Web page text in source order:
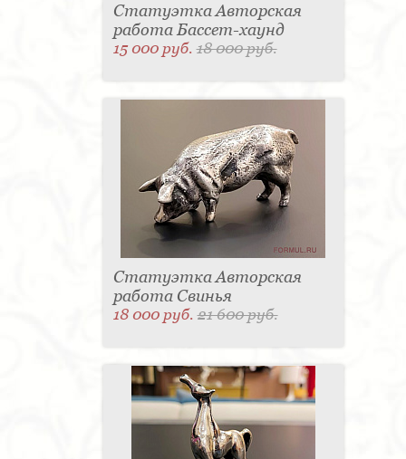
Статуэтка Авторская
работа Бассет-хаунд
15 000 руб.18 000 руб.
Статуэтка Авторская
работа Свинья
18 000 руб.21 600 руб.